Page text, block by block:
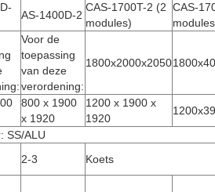
AS-1400D-2
CAS-1700T-2 (2
modules)
CAS-
Voor de
toepassing
van deze
verordening:
1800x2000x2050
800 x 1900
x 1920
1200 x 1900 x
1920
SS/ALU
2-3
Koets